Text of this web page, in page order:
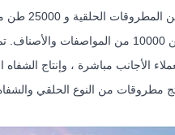
80.000 متر مربع